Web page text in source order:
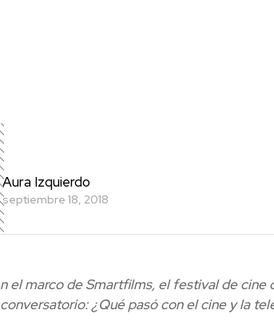
Aura Izquierdo
septiembre 18, 2018
n el marco de Smartfilms, el festival de cine
conversatorio: ¿Qué pasó con el cine y la